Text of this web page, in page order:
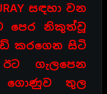
සඳහා වන
පෙර නිකුත්වූ
කරගෙන සිටි
ගැලපෙන
ගොණුව තුල